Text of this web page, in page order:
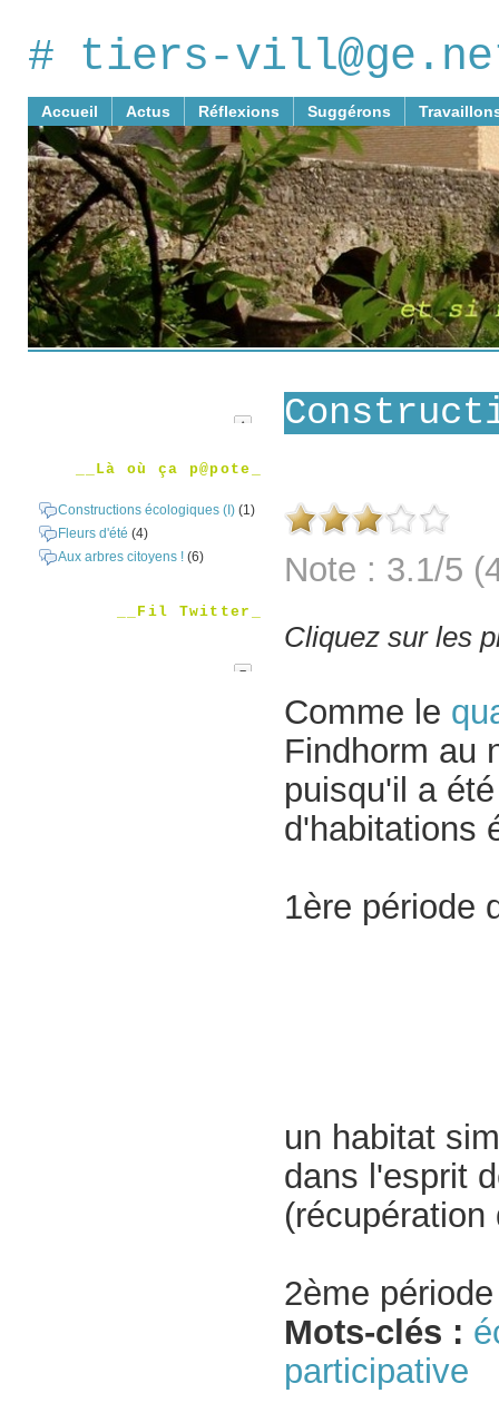
# tiers-
Accueil Actus Réflexions Suggérons
__Là où ça p@pote_
Constructions écologiques (I) (1)
Fleurs d'été (4)
Aux arbres citoyens ! (6)
__Fil Twitter_
Note : 3.1/5
Cliquez sur les
Comme le
Findhorm au
puisqu'il a
d'habitations
1ère période
un habitat
dans l'esprit
2ème
Mots-clés :
participative